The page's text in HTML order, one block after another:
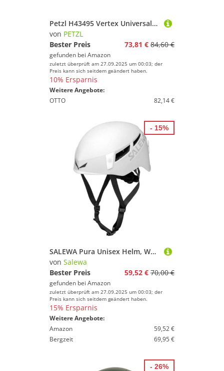
Petzl H43495 Vertex Universalhelm mit Dual-Kinnband und Belüftung, Blau
von PETZL
Bester Preis
73,81 € 84,60 €
gefunden bei Amazon
zuletzt überprüft am 27.09.2025 um 00:03; der
Preis kann sich seitdem geändert haben.
10% Ersparnis
Weitere Angebote:
OTTO
82,14 €
SALEWA Pura Unisex Helm, Weiß, S/M(48-58 cm)
von Salewa
Bester Preis
59,52 € 70,00 €
gefunden bei Amazon
zuletzt überprüft am 27.09.2025 um 00:03; der
Preis kann sich seitdem geändert haben.
15% Ersparnis
Weitere Angebote:
Amazon
59,52 €
Bergzeit
69,95 €
- 15%
- 26%